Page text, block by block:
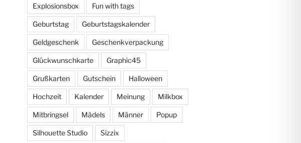
Explosionsbox Fun with tags
Geburtstag Geburtstagskalender
Geldgeschenk Geschenkverpackung
Glückwunschkarte Graphic45
Grußkarten Gutschein Halloween
Hochzeit Kalender Meinung Milkbox
Mitbringsel Mädels Männer Popup
Silhouette Studio Sizzix